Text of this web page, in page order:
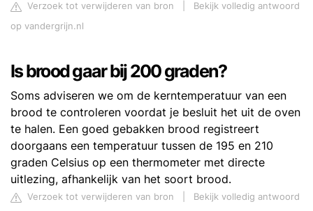
Verzoek tot verwijderen van bron
Bekijk volledig antwoord
op vandergrijn.nl
Is brood gaar bij 200 graden?
Soms adviseren we om de kerntemperatuur van een
brood te controleren voordat je besluit het uit de oven
te halen. Een goed gebakken brood registreert
doorgaans een temperatuur tussen de 195 en 210
graden Celsius op een thermometer met directe
uitlezing, afhankelijk van het soort brood.
Verzoek tot verwijderen van bron
Bekijk volledig antwoord